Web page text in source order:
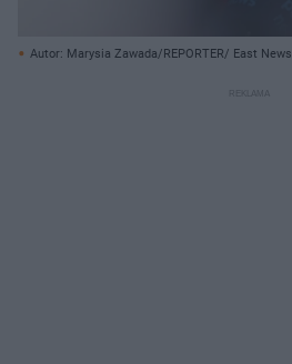
Autor: Marysia Zawada/REPORTER/ East News